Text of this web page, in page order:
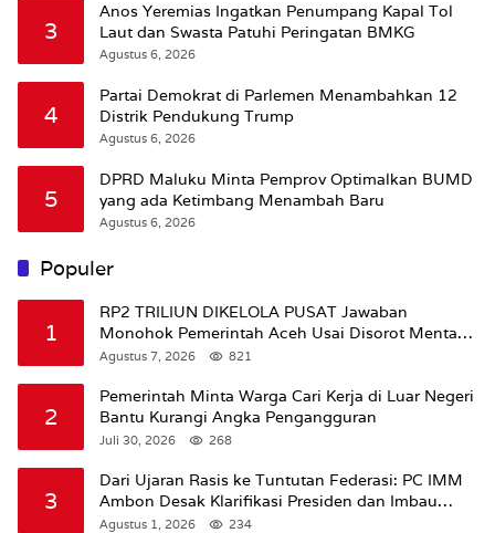
3
Anos Yeremias Ingatkan Penumpang Kapal Tol
Laut dan Swasta Patuhi Peringatan BMKG
Agustus 6, 2026
4
Partai Demokrat di Parlemen Menambahkan 12
Distrik Pendukung Trump
Agustus 6, 2026
5
DPRD Maluku Minta Pemprov Optimalkan BUMD
yang ada Ketimbang Menambah Baru
Agustus 6, 2026
Populer
1
RP2 TRILIUN DIKELOLA PUSAT Jawaban
Monohok Pemerintah Aceh Usai Disorot Mentan
Amran Soal Dana Pertanian
Agustus 7, 2026 821
2
Pemerintah Minta Warga Cari Kerja di Luar Negeri
Bantu Kurangi Angka Pengangguran
Juli 30, 2026 268
3
Dari Ujaran Rasis ke Tuntutan Federasi: PC IMM
Ambon Desak Klarifikasi Presiden dan Imbau
Tunda Pengibaran Bendera Merah Putih Di
Agustus 1, 2026 234